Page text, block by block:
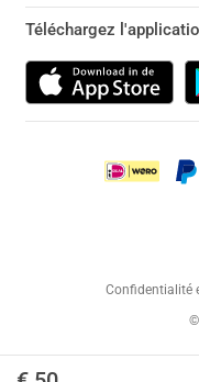
Téléchargez
Confidentialité
©